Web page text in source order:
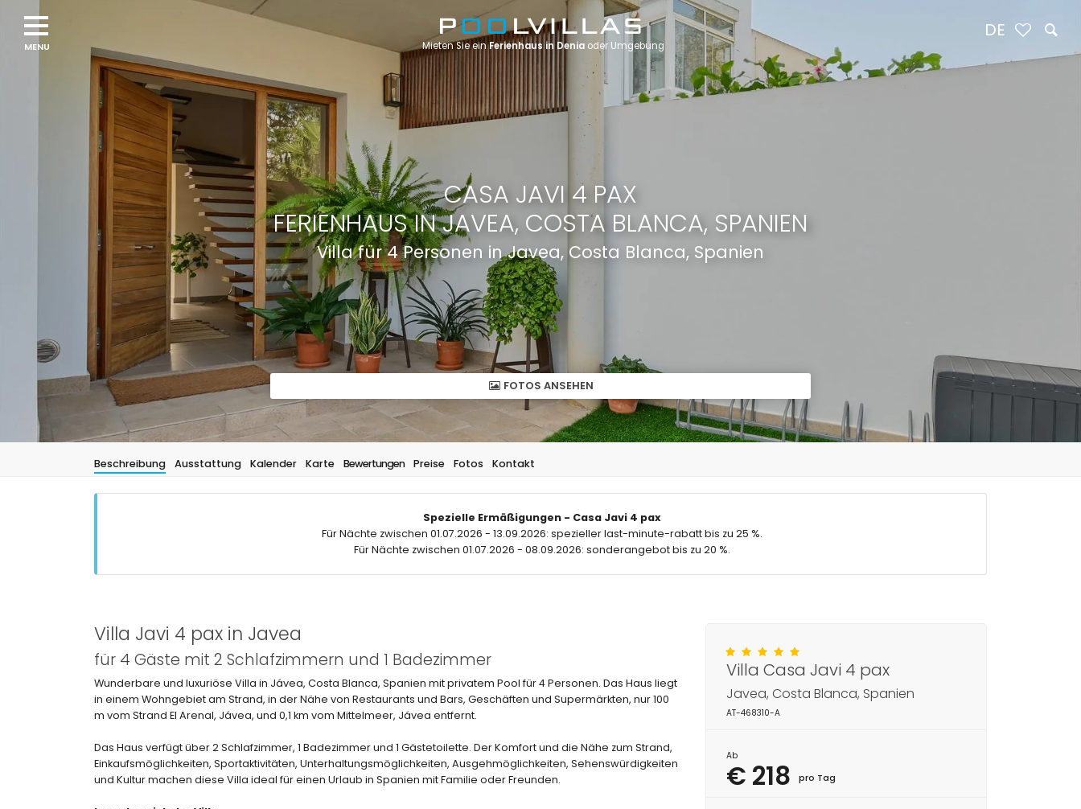
CASA JAVI 4 PAX
FERIENHAUS IN JAVEA, COSTA BLANCA, SPANIEN
Villa für 4 Personen in Javea, Costa Blanca, Spanien
FOTOS ANSEHEN
Beschreibung Ausstattung Kalender Karte Bewertungen Preise Fotos Kontakt
Spezielle Ermäßigungen - Casa Javi 4 pax
Für Nächte zwischen 01.07.2026 - 13.09.2026: spezieller last-minute-rabatt bis zu 25 %.
Für Nächte zwischen 01.07.2026 - 08.09.2026: sonderangebot bis zu 20 %.
Villa Javi 4 pax in Javea
für 4 Gäste mit 2 Schlafzimmern und 1 Badezimmer
Wunderbare und luxuriöse Villa in Jávea, Costa Blanca, Spanien mit privatem Pool für 4 Personen. Das Haus liegt
in einem Wohngebiet am Strand, in der Nähe von Restaurants und Bars, Geschäften und Supermärkten, nur 100
m vom Strand El Arenal, Jávea, und 0,1 km vom Mittelmeer, Jávea entfernt.
Das Haus verfügt über 2 Schlafzimmer, 1 Badezimmer und 1 Gästetoilette. Der Komfort und die Nähe zum Strand,
Einkaufsmöglichkeiten, Sportaktivitäten, Unterhaltungsmöglichkeiten, Ausgehmöglichkeiten, Sehenswürdigkeiten
und Kultur machen diese Villa ideal für einen Urlaub in Spanien mit Familie oder Freunden.
Villa Casa Javi 4 pax
Javea, Costa Blanca, Spanien
AT-468310-A
Ab
€ 218 pro Tag
Mieten Sie einFerienhaus in Deniaoder Umgebung
DE